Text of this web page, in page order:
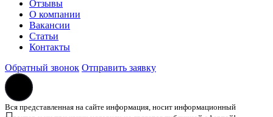
Отзывы
О компании
Вакансии
Статьи
Контакты
Обратный звонок Отправить заявку
Вся представленная на сайте информация, носит информационный